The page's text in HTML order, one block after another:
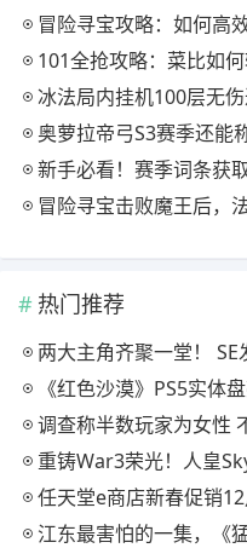
冒险寻宝攻略：如何高
101全抢攻略：菜比如何
冰法局内挂机100层无伤
奥萝拉帝弓S3赛季还能
新手必看！赛季词条获
冒险寻宝击败魔王后，
热门推荐
两大主角齐聚一堂！ SE发
《红色沙漠》PS5实体
调查称半数玩家为女性
重铸War3荣光！人皇Sky携手
任天堂e商店新春促销
江东最害怕的一集，《猛将